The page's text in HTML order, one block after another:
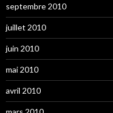
septembre 2010
juillet 2010
juin 2010
mai 2010
avril 2010